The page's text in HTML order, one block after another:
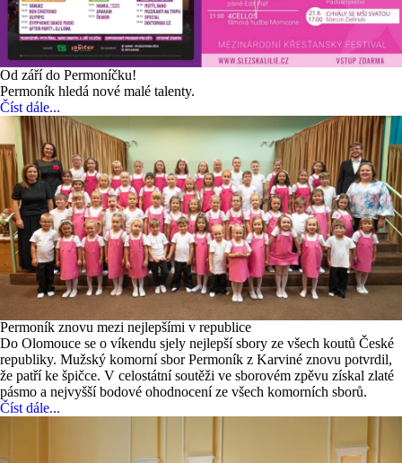
Od září do Permoníčku!
Permoník hledá nové malé talenty.
Číst dále...
Permoník znovu mezi nejlepšími v republice
Do Olomouce se o víkendu sjely nejlepší sbory ze všech koutů České
republiky. Mužský komorní sbor Permoník z Karviné znovu potvrdil,
že patří ke špičce. V celostátní soutěži ve sborovém zpěvu získal zlaté
pásmo a nejvyšší bodové ohodnocení ze všech komorních sborů.
Číst dále...